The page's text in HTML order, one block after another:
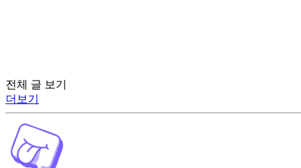
전체 글 보기
더보기